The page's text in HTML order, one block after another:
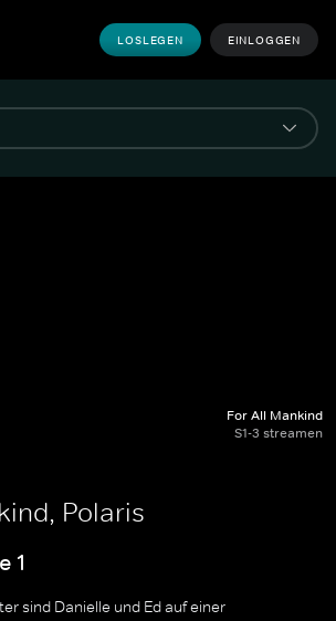
LOSLEGEN EINLOGGEN
For All Mankind
S1-3 streamen
Polaris
1
sind Danielle und Ed auf einer